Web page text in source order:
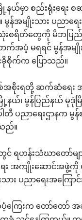
နယ်မှာ စည်းရုံးရေ
န်အမျိုးသား ပညာ
အသုံးစရိတ်တွေကို မိဘ
ပံ့ မရရင် မွန်အမျို
စိုက်က ပြောသည်။
စိုးရတို့ ဆက်ဆံရေး အ
၊ မွန်ပြည်နယ် မုဒုံမ
ါတီ ပညာရေးဌာနက
ည်။
တွင် ရဟန်းသံဃာတော်မ
း အကျိုးဆောင်အဖွဲ့
ား ပညာရေးအကြေ
ကြေးက တော်တော်